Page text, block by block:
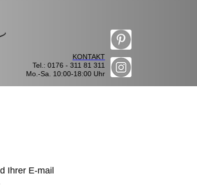
KONTAKT
Tel.: 0176 - 311 81 311
Mo.-Sa. 10:00-18:00 Uhr
Ihrer E-mail